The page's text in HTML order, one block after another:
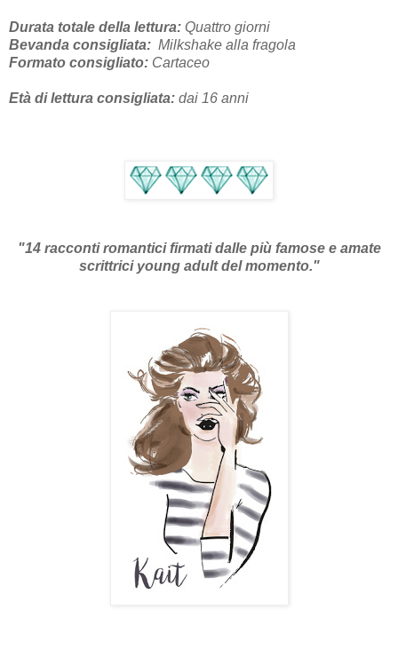
Durata totale della lettura: Quattro giorni
Bevanda consigliata: Milkshake alla fragola
Formato consigliato: Cartaceo
Età di lettura consigliata: dai 16 anni
"14 racconti romantici firmati dalle più famose e amate
scrittrici young adult del momento."